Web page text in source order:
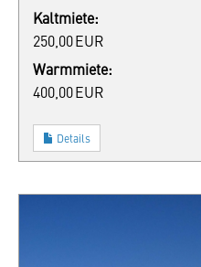
Kaltmiete:
250,00 EUR
Warmmiete:
400,00 EUR
Details